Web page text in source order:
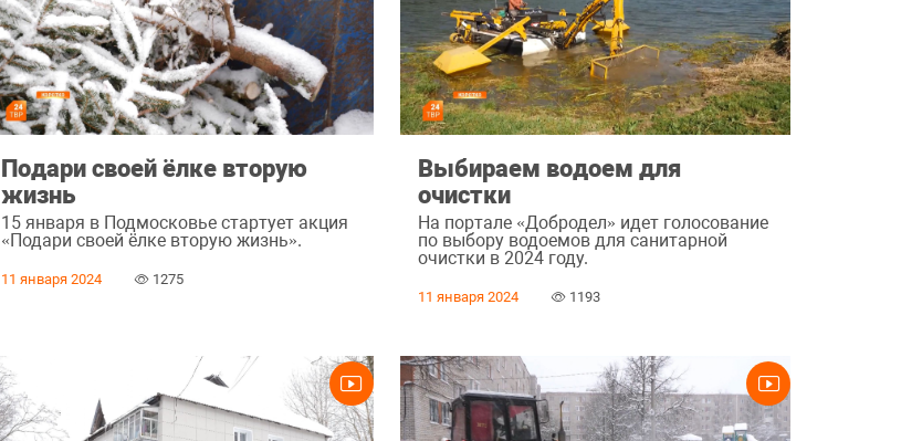
Подари своей ёлке вторую
жизнь
15 января в Подмосковье стартует акция
«Подари своей ёлке вторую жизнь».
11 января 2024 1275
Выбираем водоем для
очистки
На портале «Добродел» идет голосование
по выбору водоемов для санитарной
очистки в 2024 году.
11 января 2024 1193